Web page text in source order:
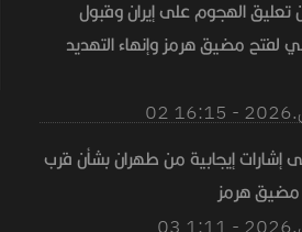
تعليق الهجوم على إيران وقبول
لفتح مضيق هرمز وإنهاء التهديد
إشارات إيجابية من طهران بشأن قرب
مضيق هرمز